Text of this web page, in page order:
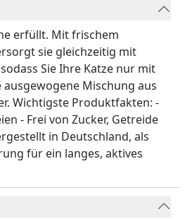
erfüllt. Mit frischem
sie gleichzeitig mit
Sie Ihre Katze nur mit
Mischung aus
Wichtigste Produktfakten: -
- Frei von Zucker, Getreide
in Deutschland, als
für ein langes, aktives